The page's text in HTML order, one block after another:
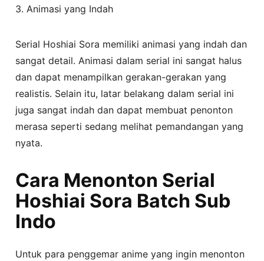
3. Animasi yang Indah
Serial Hoshiai Sora memiliki animasi yang indah dan
sangat detail. Animasi dalam serial ini sangat halus
dan dapat menampilkan gerakan-gerakan yang
realistis. Selain itu, latar belakang dalam serial ini
juga sangat indah dan dapat membuat penonton
merasa seperti sedang melihat pemandangan yang
nyata.
Cara Menonton Serial
Hoshiai Sora Batch Sub
Indo
Untuk para penggemar anime yang ingin menonton